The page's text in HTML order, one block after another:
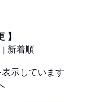
】
| 新着順
示しています